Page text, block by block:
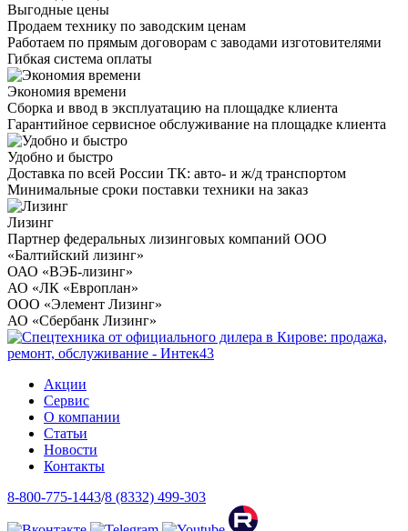
Выгодные цены
Продаем технику по заводским ценам
Работаем по прямым договорам с заводами изготовителями
Гибкая система оплаты
Экономия времени
Сборка и ввод в эксплуатацию на площадке клиента
Гарантийное сервисное обслуживание на площадке клиента
Удобно и быстро
Доставка по всей России ТК: авто- и ж/д транспортом
Минимальные сроки поставки техники на заказ
Лизинг
Партнер федеральных лизинговых компаний ООО
«Балтийский лизинг»
ОАО «ВЭБ-лизинг»
АО «ЛК «Европлан»
ООО «Элемент Лизинг»
АО «Сбербанк Лизинг»
Акции
Сервис
О компании
Статьи
Новости
Контакты
8-800-775-1443/8 (8332) 499-303